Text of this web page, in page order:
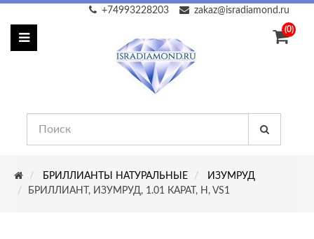
zakaz@isradiamond.ru
+74993228203
(0)
БРИЛЛИАНТЫ НАТУРАЛЬНЫЕ
ИЗУМРУД
БРИЛЛИАНТ, ИЗУМРУД, 1.01 КАРАТ, H, VS1